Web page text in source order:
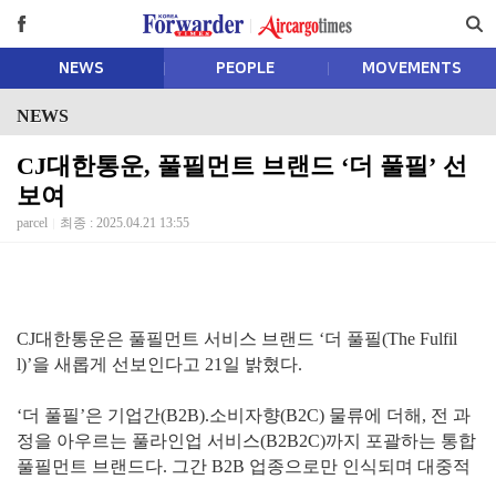
NEWS PEOPLE MOVEMENTS
NEWS
CJ대한통운, 풀필먼트 브랜드 ‘더 풀필’ 선
보여
parcel 최종 : 2025.04.21 13:55
CJ대한통운은 풀필먼트 서비스 브랜드 ‘더 풀필(The Fulfil
l)’을 새롭게 선보인다고 21일 밝혔다.
‘더 풀필’은 기업간(B2B).소비자향(B2C) 물류에 더해, 전 과
정을 아우르는 풀라인업 서비스(B2B2C)까지 포괄하는 통합
풀필먼트 브랜드다. 그간 B2B 업종으로만 인식되며 대중적